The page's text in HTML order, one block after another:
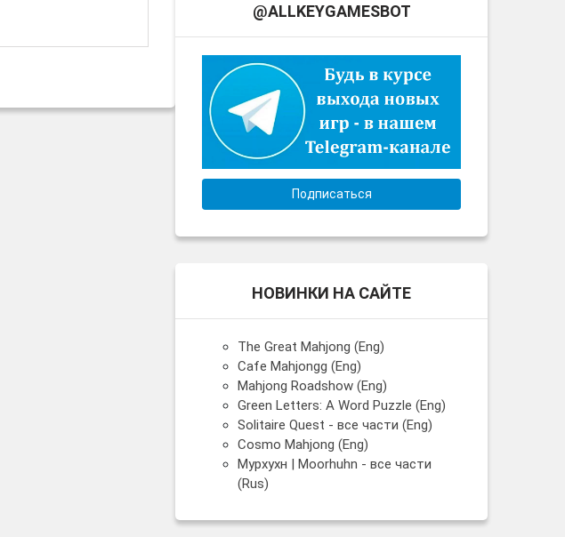
@ALLKEYGAMESBOT
Подписаться
НОВИНКИ НА САЙТЕ
The Great Mahjong (Eng)
Cafe Mahjongg (Eng)
Mahjong Roadshow (Eng)
Green Letters: A Word Puzzle (Eng)
Solitaire Quest - все части (Eng)
Cosmo Mahjong (Eng)
Мурхухн | Moorhuhn - все части
(Rus)